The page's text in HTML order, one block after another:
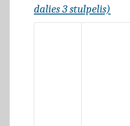
dalies 3 stulpelis)